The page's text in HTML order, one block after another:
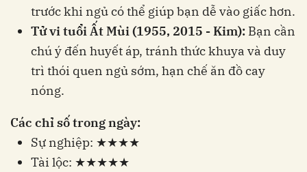
trước khi ngủ có thể giúp bạn dễ vào giấc hơn.
Tử vi tuổi Ất Mùi (1955, 2015 - Kim): Bạn cần
chú ý đến huyết áp, tránh thức khuya và duy
trì thói quen ngủ sớm, hạn chế ăn đồ cay
nóng.
Các chỉ số trong ngày:
Sự nghiệp: ★★★★
Tài lộc: ★★★★★